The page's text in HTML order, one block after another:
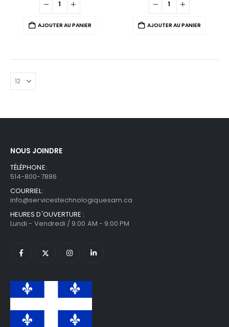
AJOUTER AU PANIER AJOUTER AU PANIER
NOUS JOINDRE
TÉLÉPHONE:
514-800-7886
COURRIEL:
info@servicestechnologiquesam.ca
HEURES D'OUVERTURE :
Lundi - Vendredi / 9:00 AM - 9:00 PM